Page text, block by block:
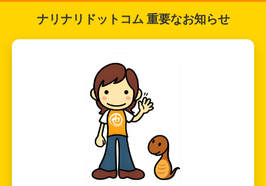
ナリナリドットコム 重要なお知らせ